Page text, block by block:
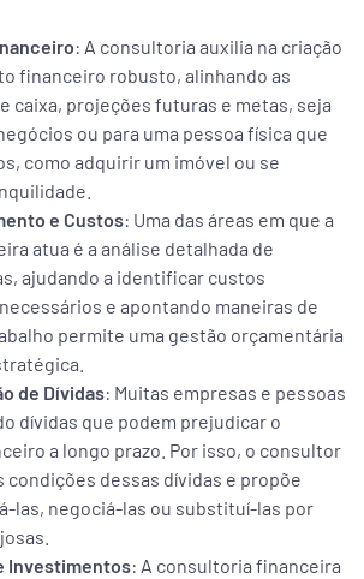
: A consultoria auxilia na criação
financeiro robusto, alinhando as
caixa, projeções futuras e metas, seja
ou para uma pessoa física que
como adquirir um imóvel ou se
e Custos: Uma das áreas em que a
atua é a análise detalhada de
ajudando a identificar custos
e apontando maneiras de
permite uma gestão orçamentária
de Dívidas: Muitas empresas e pessoas
dívidas que podem prejudicar o
a longo prazo. Por isso, o consultor
condições dessas dívidas e propõe
las, negociá-las ou substituí-las por
Investimentos: A consultoria financeira